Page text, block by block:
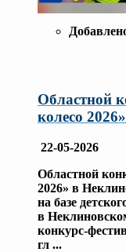
Областной
колесо
22-05-2026
Областной
2026» в
на базе
в
конкурс-
гл ...